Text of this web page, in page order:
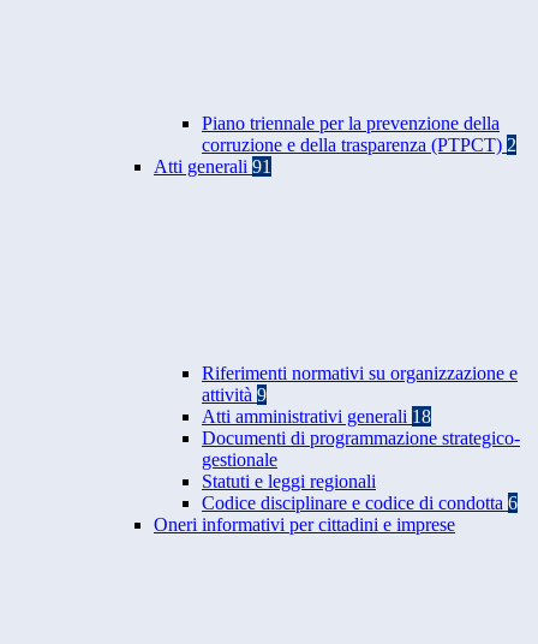
Piano triennale per la prevenzione della
corruzione e della trasparenza (PTPCT) 2
Atti generali 91
Riferimenti normativi su organizzazione e
attività 9
Atti amministrativi generali 18
Documenti di programmazione strategico-
gestionale
Statuti e leggi regionali
Codice disciplinare e codice di condotta 6
Oneri informativi per cittadini e imprese